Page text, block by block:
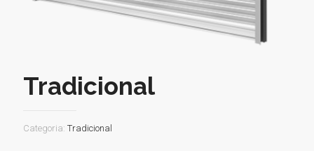
Tradicional
Categoria: Tradicional